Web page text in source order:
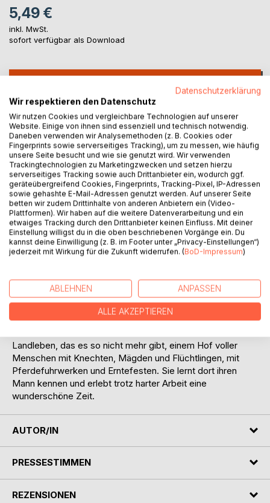
5,49 €
inkl. MwSt.
sofort verfügbar als Download
Auf die Merkliste
Titel bewerten
BESCHREIBUNG
Anneliese Schmidt erzählt in ihren Erinnerungen von ihrer
Nazizeit, von ihrer Schulzeit, den Bombennächten im Keller,
dem Verlust ihrer geliebten großen Brüder, der
Bombardierung Bocholts und dem Hunger danach. Sie
entschließt sich, als Magd auf einen Bauernhof zu gehen
Landleben, das es so nicht mehr gibt, einem Hof voller
Menschen mit Knechten, Mägden und Flüchtlingen, mit
Pferdefuhrwerken und Erntefesten. Sie lernt dort ihren
Mann kennen und erlebt trotz harter Arbeit eine
wunderschöne Zeit.
AUTOR/IN
PRESSESTIMMEN
REZENSIONEN
Datenschutzerklärung
Wir respektieren den Datenschutz
Wir nutzen Cookies und vergleichbare Technologien auf unserer
Website. Einige von ihnen sind essenziell und technisch notwendig.
Daneben verwenden wir Analysemethoden (z. B. Cookies oder
Fingerprints sowie serverseitiges Tracking), um zu messen, wie häufig
unsere Seite besucht und wie sie genutzt wird. Wir verwenden
Trackingtechnologien zu Marketingzwecken und setzen hierzu
serverseitiges Tracking sowie auch Drittanbieter ein, wodurch ggf.
geräteübergreifend Cookies, Fingerprints, Tracking-Pixel, IP-Adressen
sowie gehashte E-Mail-Adressen genutzt werden. Auf unserer Seite
betten wir zudem Drittinhalte von anderen Anbietern ein (Video-
Plattformen). Wir haben auf die weitere Datenverarbeitung und ein
etwaiges Tracking durch den Drittanbieter keinen Einfluss. Mit deiner
Einstellung willigst du in die oben beschriebenen Vorgänge ein. Du
kannst deine Einwilligung (z. B. im Footer unter „Privacy-Einstellungen“)
jederzeit mit Wirkung für die Zukunft widerrufen. (BoD-Impressum)
ABLEHNEN ANPASSEN
ALLE AKZEPTIEREN